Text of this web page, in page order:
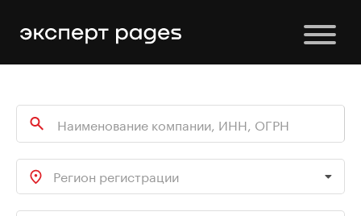
Регион регистрации